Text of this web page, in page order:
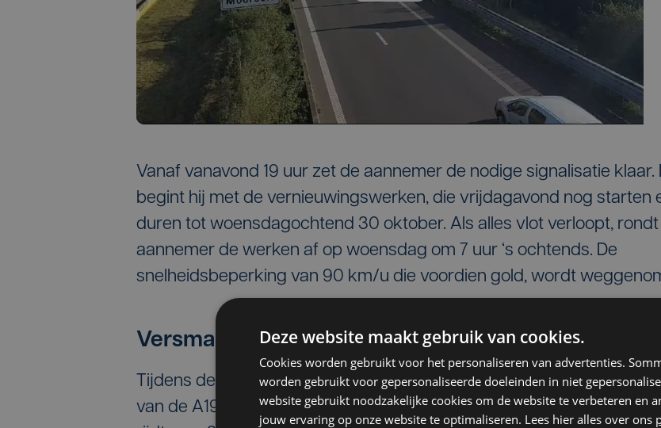
Vanaf vanavond 19 uur zet de aannemer de nodige signalisatie klaar.
begint hij met de vernieuwingswerken, die vrijdagavond nog starten
duren tot woensdagochtend 30 oktober. Als alles vlot verloopt,
aannemer de werken af op woensdag om 7 uur ‘s ochtends. De
snelheidsbeperking van 90 km/u die voordien gold, wordt
Versmalde rijstroken
Tijdens de werken rijdt het verkeer richting Kortrijk op de andere
van de A19, over 1 versmalde rijstrook aan 70 km/u. Het verkeer
Deze website maakt gebruik van cookies.
Cookies worden gebruikt voor het personaliseren van advertenties.
worden gebruikt voor gepersonaliseerde doeleinden in niet
website gebruikt noodzakelijke cookies om de website te verbeteren en
jouw ervaring op onze website te optimaliseren. Lees hier alles over ons